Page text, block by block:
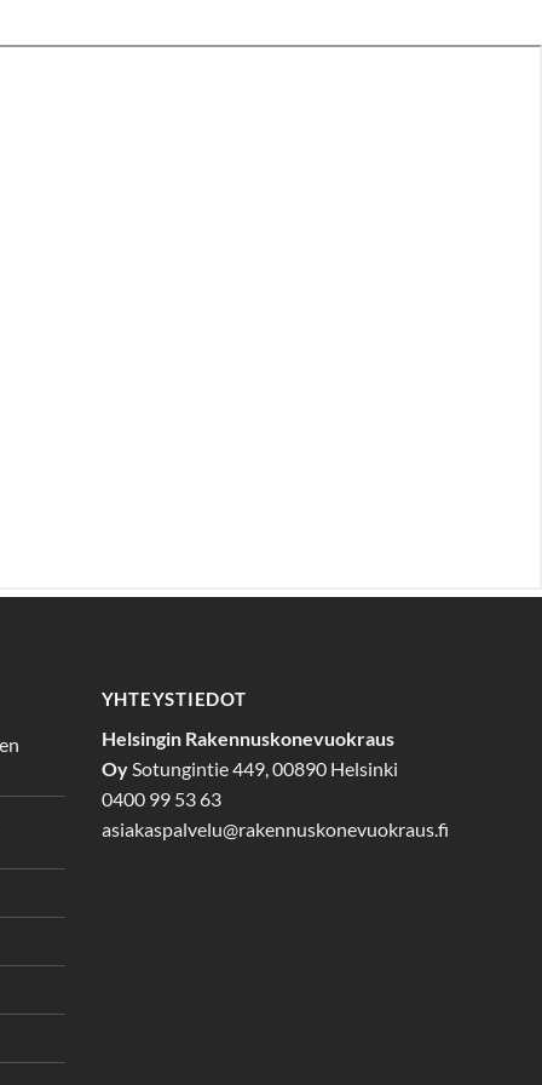
YHTEYSTIEDOT
Helsingin Rakennuskonevuokraus
OySotungintie 449, 00890 Helsinki
0400 99 53 63
asiakaspalvelu@rakennuskonevuokraus.fi